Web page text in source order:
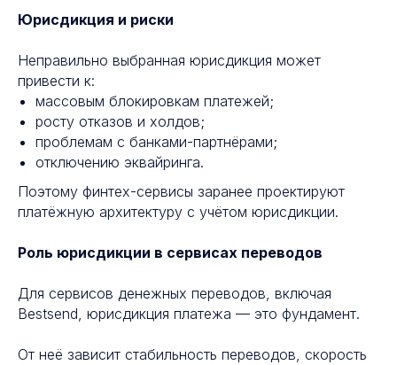
Юрисдикция и риски
Неправильно выбранная юрисдикция может
привести к:
массовым блокировкам платежей;
росту отказов и холдов;
проблемам с банками-партнёрами;
отключению эквайринга.
Поэтому финтех-сервисы заранее проектируют
платёжную архитектуру с учётом юрисдикции.
Роль юрисдикции в сервисах переводов
Для сервисов денежных переводов, включая
Bestsend, юрисдикция платежа — это фундамент.
От неё зависит стабильность переводов, скорость
10 000+ пунктов выдачи
Отправить перевод